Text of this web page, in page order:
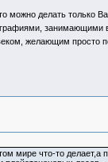
можно делать только
занимающими
желающим просто
мире что-то делает,а